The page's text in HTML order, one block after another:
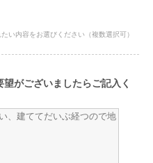
い内容をお選びください（複数選択可）
がございましたらご記入く